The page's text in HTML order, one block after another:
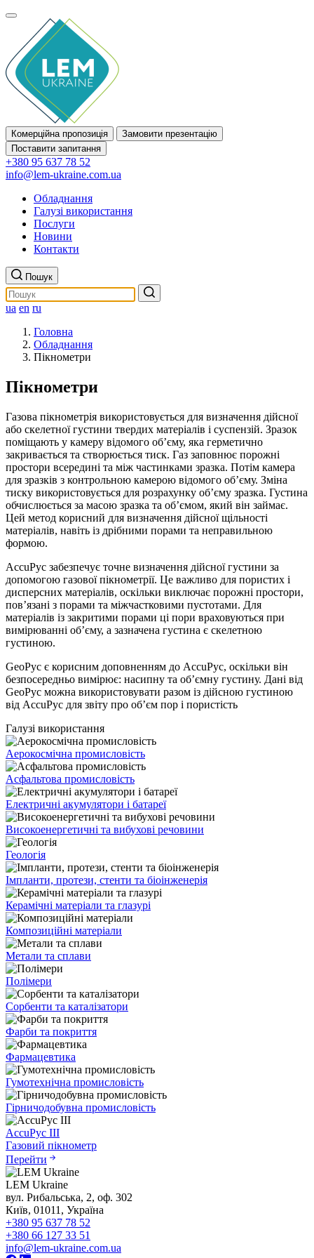
Комерційна пропозиція
Замовити презентацію
Поставити запитання
+380 95 637 78 52
info@lem-ukraine.com.ua
Обладнання
Галузі використання
Послуги
Новини
Контакти
Пошук
ua en ru
Головна
Обладнання
Пікнометри
Пікнометри
Газова пікнометрія використовується для визначення дійсної
або скелетної густини твердих матеріалів і суспензій. Зразок
поміщають у камеру відомого об’єму, яка герметично
закривається та створюється тиск. Газ заповнює порожні
простори всередині та між частинками зразка. Потім камера
для зразків з контрольною камерою відомого об’єму. Зміна
тиску використовується для розрахунку об’єму зразка. Густина
обчислюється за масою зразка та об’ємом, який він займає.
Цей метод корисний для визначення дійсної щільності
матеріалів, навіть із дрібними порами та неправильною
формою.
AccuPyc забезпечує точне визначення дійсної густини за
допомогою газової пікнометрії. Це важливо для пористих і
дисперсних матеріалів, оскільки виключає порожні простори,
пов’язані з порами та міжчастковими пустотами. Для
матеріалів із закритими порами ці пори враховуються при
вимірюванні об’єму, а зазначена густина є скелетною
густиною.
GeoPyc є корисним доповненням до AccuPyc, оскільки він
безпосередньо вимірює: насипну та об’ємну густину. Дані від
GeoPyc можна використовувати разом із дійсною густиною
від AccuPyc для звіту про об’єм пор і пористість
Галузі використання
Аерокосмічна промисловість
Асфальтова промисловість
Електричні акумулятори і батареї
Високоенергетичні та вибухові речовини
Геологія
Імпланти, протези, стенти та біоінженерія
Керамічні матеріали та глазурі
Композиційні матеріали
Метали та сплави
Полімери
Сорбенти та каталізатори
Фарби та покриття
Фармацевтика
Гумотехнічна промисловість
Гірничодобувна промисловість
AccuPyc III
Газовий пікнометр
Перейти
LEM Ukraine
вул. Рибальська, 2, оф. 302
Київ, 01011, Україна
+380 95 637 78 52
+380 66 127 33 51
info@lem-ukraine.com.ua